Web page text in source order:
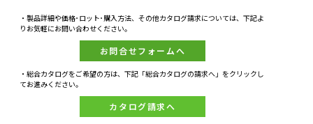
・製品詳細や価格･ロット･購入方法、その他カタログ請求については、下記よ
りお気軽にお問い合わせください。
お問合せフォームへ
・総合カタログをご希望の方は、下記「総合カタログの請求へ」をクリックし
てお進みください。
カタログ請求へ